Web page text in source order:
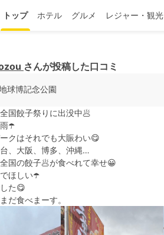
トップ ホテル グルメ レジャー・観光
さんが投稿した口コミ
球博記念公園
国餃子祭りに出没中🥟
☂️
クはそれでも大賑わい😋
、大阪、博多、沖縄…
国の餃子🥟が食べれて幸せ😀
ほしい☂️
た😋
だ食べまーす。